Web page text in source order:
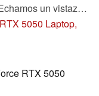
un vistazo
AMD Ryzen 5
y explicamos sus
5050 Laptop,
RTX 5050